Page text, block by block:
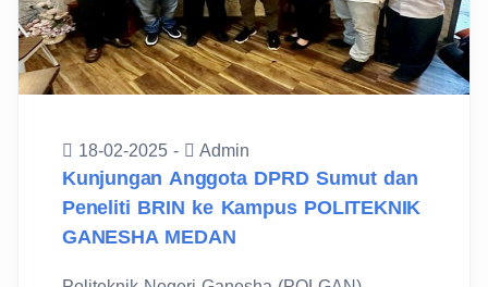
18-02-2025 - Admin
Kunjungan Anggota DPRD Sumut dan
Peneliti BRIN ke Kampus POLITEKNIK
GANESHA MEDAN